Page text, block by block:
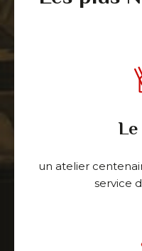
un atelier
service